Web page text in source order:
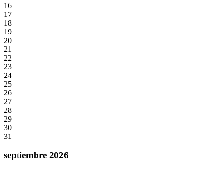
16
17
18
19
20
21
22
23
24
25
26
27
28
29
30
31
septiembre 2026